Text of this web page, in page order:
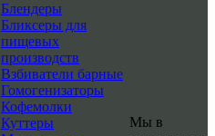
Блендеры
Бликсеры для
пищевых
производств
Взбиватели барные
Гомогенизаторы
Кофемолки
Куттеры
Мы в